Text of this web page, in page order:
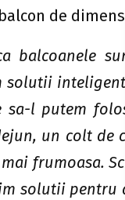
de
balcoanele
solutii
sa-l putem
un colt de
frumoasa.
solutii pentru